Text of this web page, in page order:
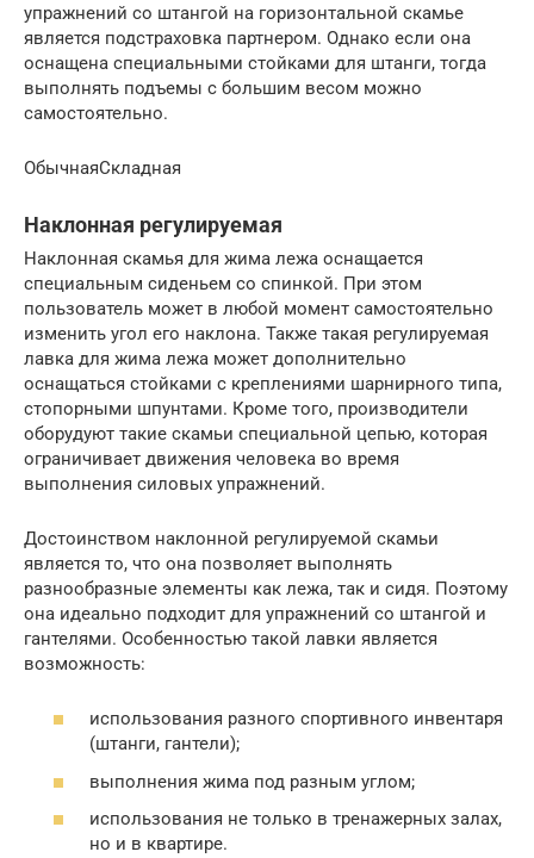
упражнений со штангой на горизонтальной скамье
является подстраховка партнером. Однако если она
оснащена специальными стойками для штанги, тогда
выполнять подъемы с большим весом можно
самостоятельно.
ОбычнаяСкладная
Наклонная регулируемая
Наклонная скамья для жима лежа оснащается
специальным сиденьем со спинкой. При этом
пользователь может в любой момент самостоятельно
изменить угол его наклона. Также такая регулируемая
лавка для жима лежа может дополнительно
оснащаться стойками с креплениями шарнирного типа,
стопорными шпунтами. Кроме того, производители
оборудуют такие скамьи специальной цепью, которая
ограничивает движения человека во время
выполнения силовых упражнений.
Достоинством наклонной регулируемой скамьи
является то, что она позволяет выполнять
разнообразные элементы как лежа, так и сидя. Поэтому
она идеально подходит для упражнений со штангой и
гантелями. Особенностью такой лавки является
возможность:
использования разного спортивного инвентаря
(штанги, гантели);
выполнения жима под разным углом;
использования не только в тренажерных залах,
но и в квартире.